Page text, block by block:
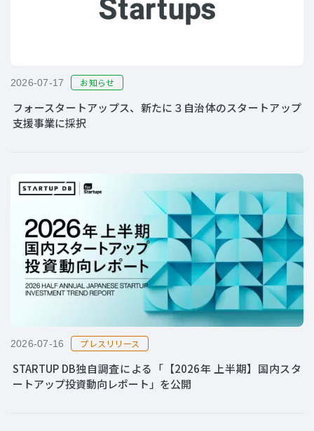
2026-07-17 お知らせ
フォースタートアップス、新たに３自治体のスタートアップ
支援事業に採択
2026-07-16 プレスリリース
STARTUP DB独自調査による「【2026年 上半期】国内スタ
ートアップ投資動向レポート」を公開